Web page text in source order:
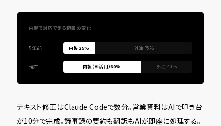
内製で対応できる範囲の変化
5年前 内製 25% 外注 75%
現在 内製（AI活用）60% 外注 40%
テキスト修正はClaude Codeで数分。営業資料はAIで叩き台
が10分で完成。議事録の要約も翻訳もAIが即座に処理する。